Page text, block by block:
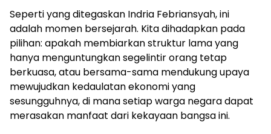
Seperti yang ditegaskan Indria Febriansyah, ini
adalah momen bersejarah. Kita dihadapkan pada
pilihan: apakah membiarkan struktur lama yang
hanya menguntungkan segelintir orang tetap
berkuasa, atau bersama-sama mendukung upaya
mewujudkan kedaulatan ekonomi yang
sesungguhnya, di mana setiap warga negara dapat
merasakan manfaat dari kekayaan bangsa ini.